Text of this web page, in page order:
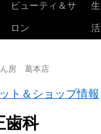
ビューティ＆サ
ロン
生
活
ん房 葛本店
ト＆ショップ情報
歯科